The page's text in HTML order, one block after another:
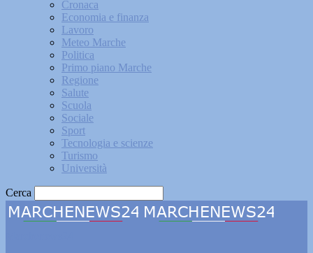
Cronaca
Economia e finanza
Lavoro
Meteo Marche
Politica
Primo piano Marche
Regione
Salute
Scuola
Sociale
Sport
Tecnologia e scienze
Turismo
Università
Cerca